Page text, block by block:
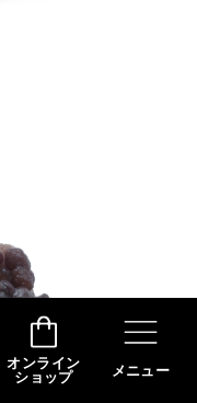
オンライン
ショップ
メニュー